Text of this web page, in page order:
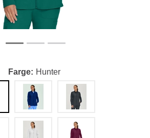
Farge Hunter